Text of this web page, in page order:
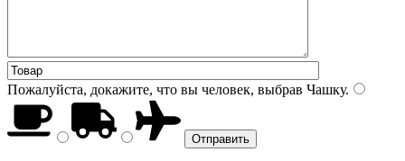
Пожалуйста, докажите, что вы человек, выбрав Чашку.